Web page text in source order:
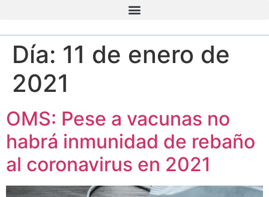
Día: 11 de enero de
2021
OMS: Pese a vacunas no
habrá inmunidad de rebaño
al coronavirus en 2021